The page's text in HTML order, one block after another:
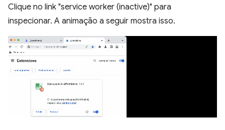
Clique no link "service worker (inactive)" para
inspecionar. A animação a seguir mostra isso.